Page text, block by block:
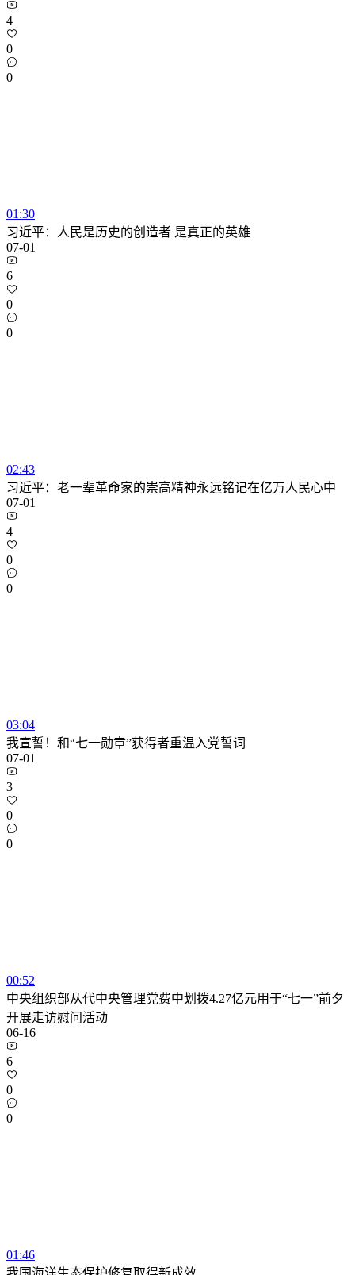
4
0
0
01:30
习近平：人民是历史的创造者 是真正的英雄
07-01
6
0
0
02:43
习近平：老一辈革命家的崇高精神永远铭记在亿万人民心中
07-01
4
0
0
03:04
我宣誓！和“七一勋章”获得者重温入党誓词
07-01
3
0
0
00:52
中央组织部从代中央管理党费中划拨4.27亿元用于“七一”前夕
开展走访慰问活动
06-16
6
0
0
01:46